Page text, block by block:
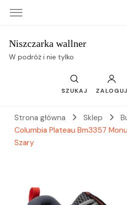
Niszczarka wallner
W podróż i nie tylko
SZUKAJ ZALOGUJ
Strona główna Sklep
Columbia Plateau Bm3357
Szary